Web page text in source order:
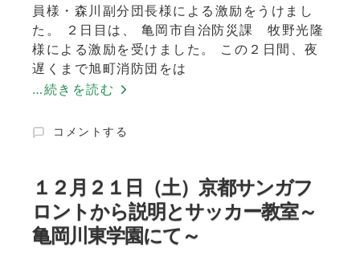
員様・森川副分団長様による激励をうけまし
た。 ２日目は、 亀岡市自治防災課 牧野光隆
様による激励を受けました。 この２日間、夜
遅くまで旭町消防団をは
…続きを読む
令
年
度
亀
岡
市
コメントする
１２月２１日（土）京都サンガフ
ロントから説明とサッカー教室～
亀岡川東学園にて～